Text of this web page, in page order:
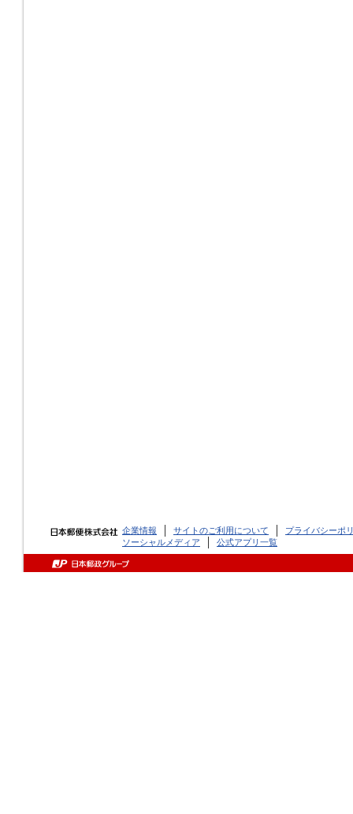
企業情報 サイトのご利用について
プライバシーポ
ソーシャルメディア
公式アプリ一覧